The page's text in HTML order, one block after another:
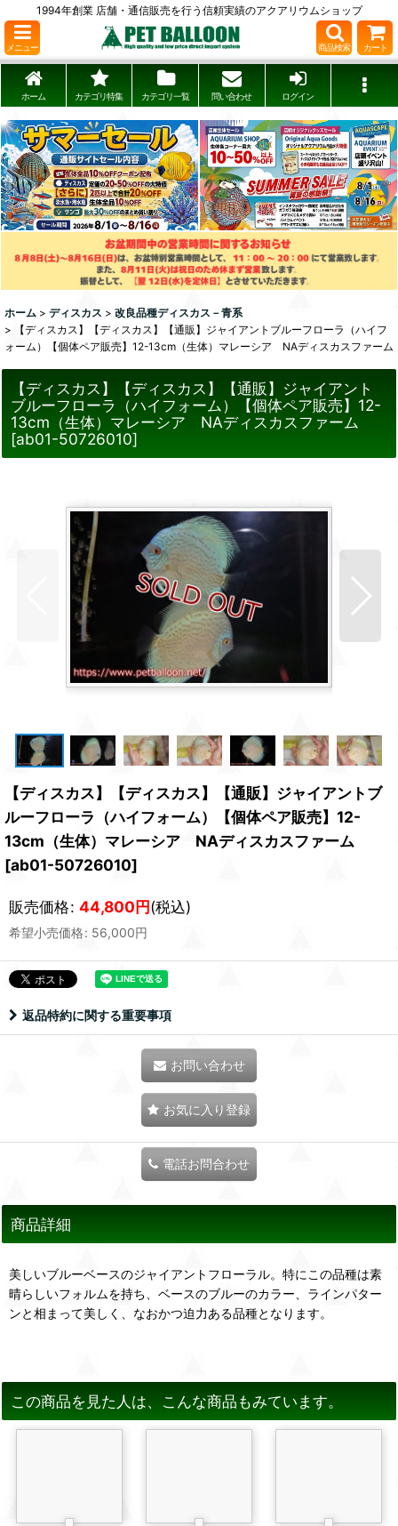
1994年創業 店舗・通信販売を行う信頼実績のアクアリウムショップ
メニュー 商品検索 カート
ホーム カテゴリ特集 カテゴリ一覧 問い合わせ ログイン
ホーム > ディスカス > 改良品種ディスカス－青系
>
【ディスカス】【ディスカス】【通販】ジャイアントブルーフローラ（ハイフ
ォーム）【個体ペア販売】12-13cm（生体）マレーシア NAディスカスファーム
【ディスカス】【ディスカス】【通販】ジャイアント
ブルーフローラ（ハイフォーム）【個体ペア販売】12-
13cm（生体）マレーシア NAディスカスファーム
[ab01-50726010]
【ディスカス】【ディスカス】【通販】ジャイアントブ
ルーフローラ（ハイフォーム）【個体ペア販売】12-
13cm（生体）マレーシア NAディスカスファーム
[ab01-50726010]
販売価格: 44,800円(税込)
希望小売価格: 56,000円
返品特約に関する重要事項
お問い合わせ
お気に入り登録
電話お問合わせ
商品詳細
美しいブルーベースのジャイアントフローラル。特にこの品種は素
晴らしいフォルムを持ち、ベースのブルーのカラー、ラインパター
ンと相まって美しく、なおかつ迫力ある品種となります。
この商品を見た人は、こんな商品もみています。